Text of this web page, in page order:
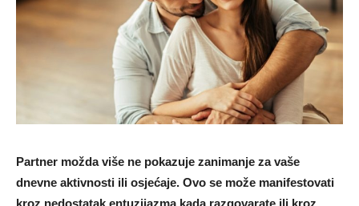
Partner možda više ne pokazuje zanimanje za vaše
dnevne aktivnosti ili osjećaje. Ovo se može manifestovati
kroz nedostatak entuzijazma kada razgovarate ili kroz